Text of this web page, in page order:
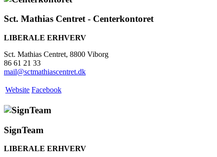
Sct. Mathias Centret - Centerkontoret
LIBERALE ERHVERV
Sct. Mathias Centret, 8800 Viborg
86 61 21 33
mail@sctmathiascentret.dk
Website Facebook
SignTeam
LIBERALE ERHVERV